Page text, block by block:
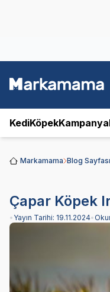
KediKöpek
Markamama Blog Sayfası
Çapar Köpek
• Yayın Tarihi: 19.11.2024•